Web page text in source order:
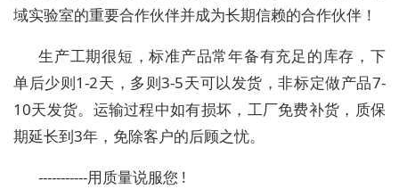
域实验室的重要合作伙伴并成为长期信赖的合作伙伴！
生产工期很短，标准产品常年备有充足的库存，下
单后少则1-2天，多则3-5天可以发货，非标定做产品7-
10天发货。运输过程中如有损坏，工厂免费补货，质保
期延长到3年，免除客户的后顾之忧。
-----------用质量说服您 !